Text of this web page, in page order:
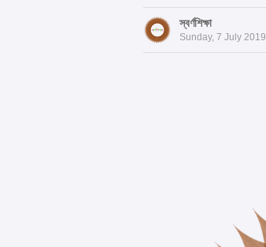
স্বর্ণশিক্ষা
Sunday, 7 July 2019